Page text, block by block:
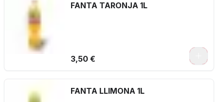
FANTA TARONJA 1L
3,50 €
FANTA LLIMONA 1L